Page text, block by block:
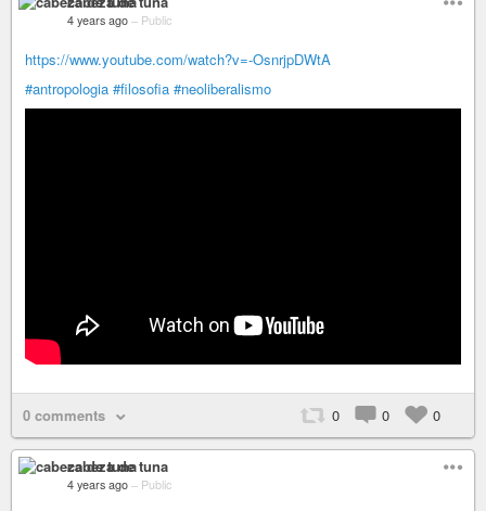
4 years ago – Public
https://www.youtube.com/watch?v=-OsnrjpDWtA
#antropologia #filosofia #neoliberalismo
0 comments 0 0 0
cabeza de tuna
4 years ago – Public